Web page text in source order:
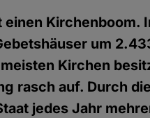
einen Kirchenboom.
um
Kirchen
rasch auf. Durch
jedes Jahr